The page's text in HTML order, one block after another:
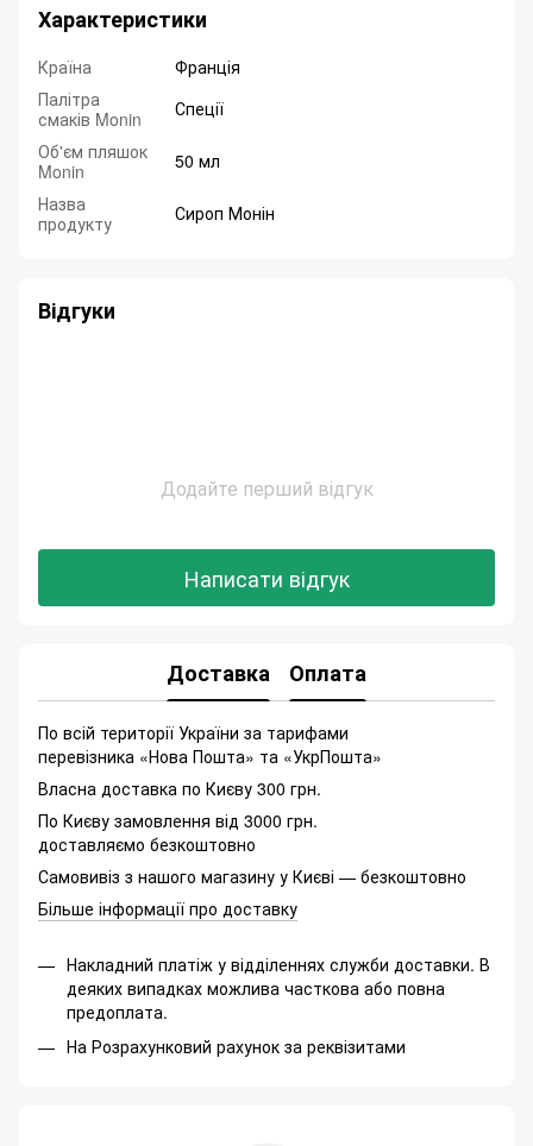
Характеристики
Країна
Франція
Палітра
смаків Monin
Спеції
Об'єм пляшок
Monin
50 мл
Назва
продукту
Сироп Монін
Відгуки
Додайте перший відгук
Написати відгук
Доставка Оплата
По всій території України за тарифами
перевізника «Нова Пошта» та «УкрПошта»
Власна доставка по Києву 300 грн.
По Києву замовлення від 3000 грн.
доставляємо безкоштовно
Самовивіз з нашого магазину у Києві — безкоштовно
Більше інформації про доставку
Накладний платіж у відділеннях служби доставки. В
деяких випадках можлива часткова або повна
предоплата.
На Розрахунковий рахунок за реквізитами